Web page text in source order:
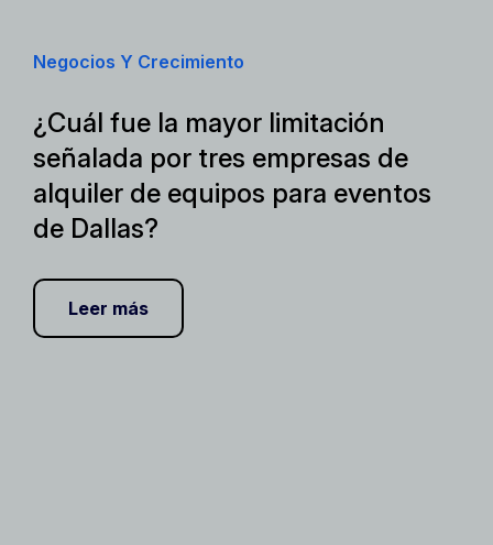
Negocios Y Crecimiento
¿Cuál fue la mayor limitación
señalada por tres empresas de
alquiler de equipos para eventos
de Dallas?
Leer más